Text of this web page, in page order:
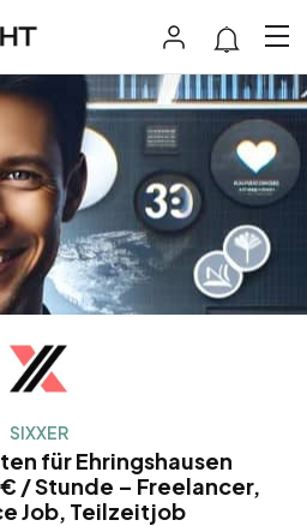
SIXXER
für Ehringshausen
/ Stunde – Freelancer,
Job, Teilzeitjob